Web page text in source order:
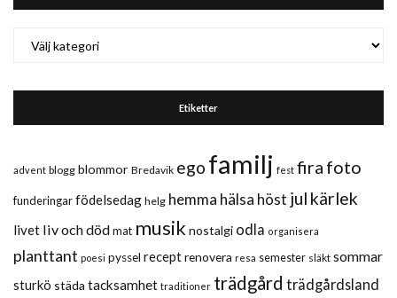
Etiketter
advent blogg blommor Bredavik ego familj fest fira foto
funderingarfödelsedag helg hemma hälsa höst jul kärlek
livet liv och dödmat musiknostalgi odla organisera
planttant poesi pyssel receptrenovera resa semester släkt sommar
sturkö städa tacksamhet traditioner trädgård trädgårdsland